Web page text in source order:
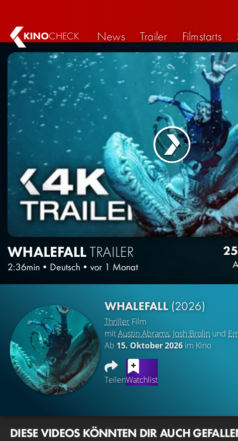
KINOCHECK News Trailer Filmstarts
WHALEFALLTRAILER
2:36min • Deutsch • vor 1 Monat
WHALEFALL (2026)
Thriller Film
mitAustin Abrams, Josh Brolin und
Ab 15. Oktober 2026im Kino
TeilenWatchlist
DIESE VIDEOS KÖNNTEN DIR AUCH